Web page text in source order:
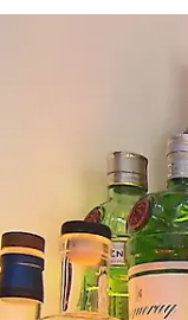
Das perfekte Dinner
Tobias